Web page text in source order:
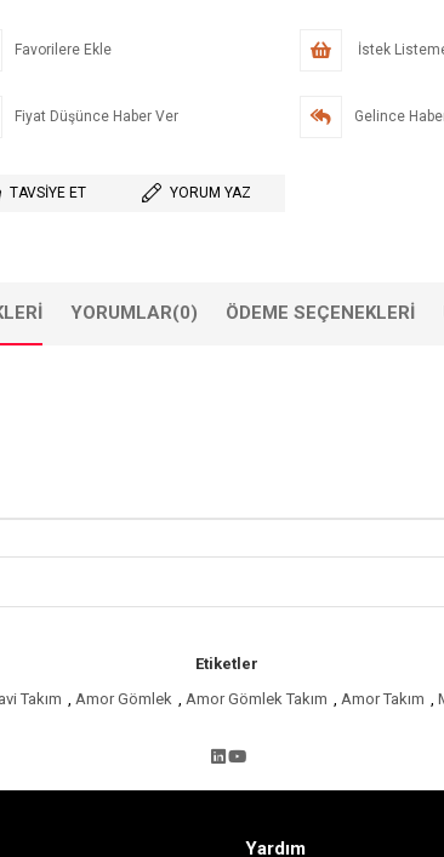
Favorilere Ekle İstek
Fiyat Düşünce Haber Ver Gelince
TAVSIYE ET YORUM YAZ
YORUMLAR(0) ÖDEME SEÇENEKLERI
Etiketler
Takım Amor Gömlek Amor Gömlek Takım Amor Takım
Yardım